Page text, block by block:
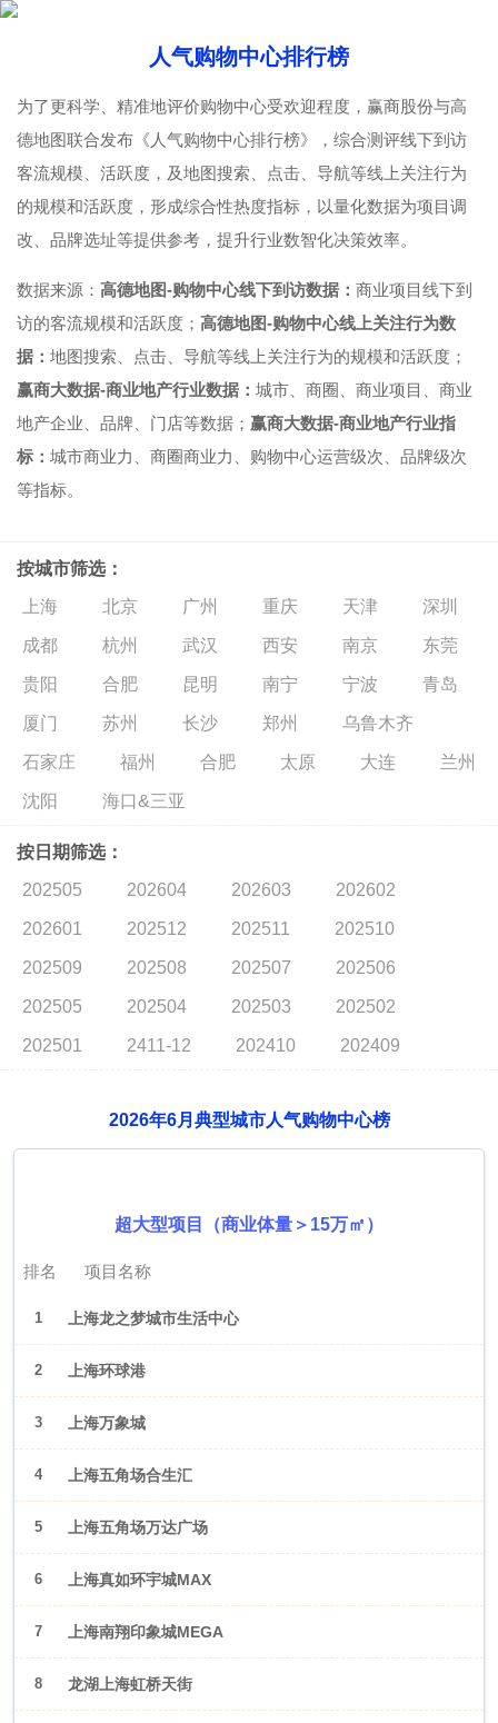
人气购物中心排行榜
为了更科学、精准地评价购物中心受欢迎程度，赢商股份与高
德地图联合发布《人气购物中心排行榜》，综合测评线下到访
客流规模、活跃度，及地图搜索、点击、导航等线上关注行为
的规模和活跃度，形成综合性热度指标，以量化数据为项目调
改、品牌选址等提供参考，提升行业数智化决策效率。
数据来源： 高德地图-购物中心线下到访数据： 商业项目线下到
访的客流规模和活跃度； 高德地图-购物中心线上关注行为数
据： 地图搜索、点击、导航等线上关注行为的规模和活跃度；
赢商大数据-商业地产行业数据： 城市、商圈、商业项目、商业
地产企业、品牌、门店等数据； 赢商大数据-商业地产行业指
标： 城市商业力、商圈商业力、购物中心运营级次、品牌级次
等指标。
按城市筛选：
上海
北京 广州 重庆 天津 深圳
成都 杭州 武汉 西安 南京 东莞
贵阳 合肥 昆明 南宁 宁波 青岛
厦门 苏州 长沙 郑州 乌鲁木齐
石家庄 福州 合肥 太原 大连 兰州
沈阳 海口&三亚
按日期筛选：
202505
202604 202603 202602
202601 202512 202511 202510
202509 202508 202507 202506
202505 202504 202503 202502
202501 2411-12 202410 202409
2026年6月典型城市人气购物中心榜
超大型项目（商业体量＞15万㎡）
排名 项目名称
1 上海龙之梦城市生活中心
2 上海环球港
3 上海万象城
4 上海五角场合生汇
5 上海五角场万达广场
6 上海真如环宇城MAX
7 上海南翔印象城MEGA
8 龙湖上海虹桥天街